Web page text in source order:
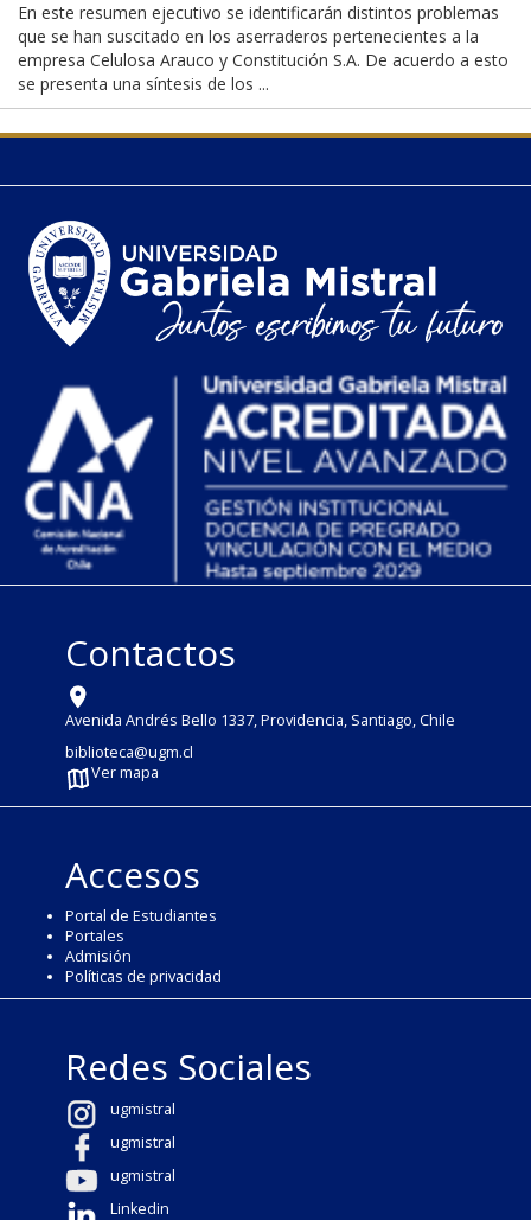
En este resumen ejecutivo se identificarán distintos problemas
que se han suscitado en los aserraderos pertenecientes a la
empresa Celulosa Arauco y Constitución S.A. De acuerdo a esto
se presenta una síntesis de los ...
Contactos
Avenida Andrés Bello 1337, Providencia, Santiago, Chile
biblioteca@ugm.cl
Ver mapa
Accesos
Portal de Estudiantes
Portales
Admisión
Políticas de privacidad
Redes Sociales
ugmistral
ugmistral
ugmistral
Linkedin